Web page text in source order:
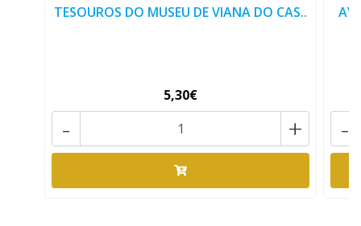
TESOUROS DO MUSEU DE VIANA DO CAS..
5,30€
+
- -